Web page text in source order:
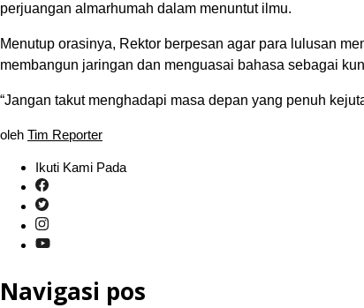
perjuangan almarhumah dalam menuntut ilmu.
Menutup orasinya, Rektor berpesan agar para lulusan
membangun jaringan dan menguasai bahasa sebagai
“Jangan takut menghadapi masa depan yang penuh
oleh Tim Reporter
Ikuti Kami Pada
Navigasi pos